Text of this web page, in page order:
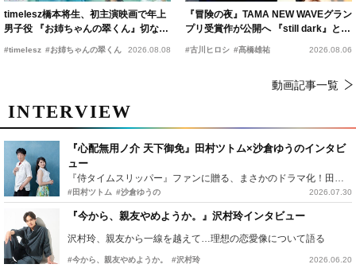
timelesz橋本将生、初主演映画で年上
男子役 『お姉ちゃんの翠くん』切ない
#timelesz #お姉ちゃんの翠くん 2026.08.08
『冒険の夜』TAMA NEW WAVEグラン
プリ受賞作が公開へ 『still dark』と同
#古川ヒロシ #髙橋雄祐 2026.08.06
動画記事一覧
INTERVIEW
『心配無用ノ介 天下御免』田村ツトム×沙倉ゆうのインタビ
ュー
『侍タイムスリッパー』ファンに贈る、まさかのドラマ化！田村ツトム×沙倉ゆうのが語る『心配無用ノ介』撮影秘話
#田村ツトム #沙倉ゆうの 2026.07.30
『今から、親友やめようか。』沢村玲インタビュー
沢村玲、親友から一線を越えて…理想の恋愛像について語る
#今から、親友やめようか。 #沢村玲 2026.06.20